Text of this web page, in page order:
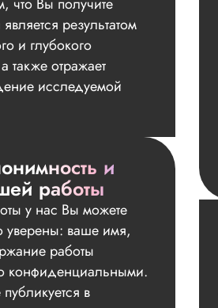
результатом
и глубокого
также отражает
исследуемой
и
работы
у нас Вы можете
уверены: ваше имя,
работы
конфиденциальными.
в